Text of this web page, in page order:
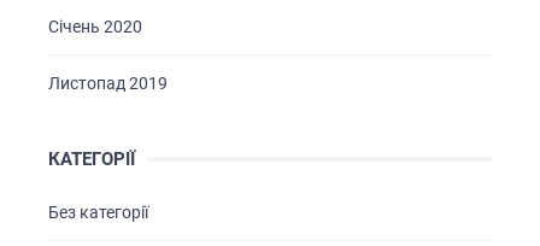
Січень 2020
Листопад 2019
КАТЕГОРІЇ
Без категорії